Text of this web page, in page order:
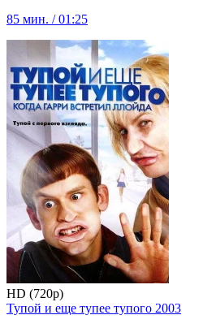
85 мин. / 01:25
HD (720p)
Тупой и еще тупее тупого 2003